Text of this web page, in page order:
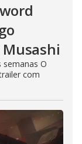
O
com